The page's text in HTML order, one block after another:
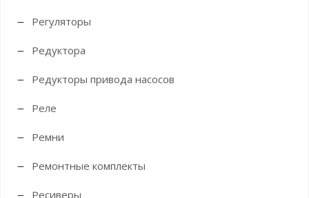
Регуляторы
Редуктора
Редукторы привода насосов
Реле
Ремни
Ремонтные комплекты
Ресиверы